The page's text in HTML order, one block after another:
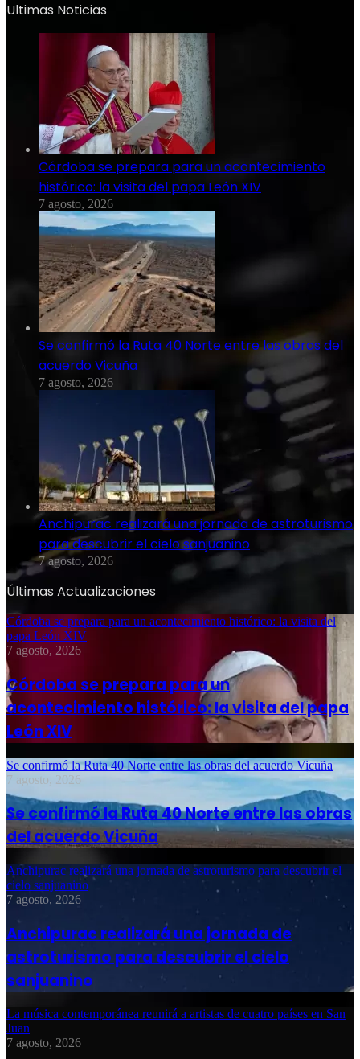
Ultimas Noticias
Córdoba se prepara para un acontecimiento
histórico: la visita del papa León XIV
7 agosto, 2026
Se confirmó la Ruta 40 Norte entre las obras del
acuerdo Vicuña
7 agosto, 2026
Anchipurac realizará una jornada de astroturismo
para descubrir el cielo sanjuanino
7 agosto, 2026
Últimas Actualizaciones
Córdoba se prepara para un acontecimiento histórico: la visita del
papa León XIV
7 agosto, 2026
Córdoba se prepara para un
acontecimiento histórico: la visita del papa
León XIV
Se confirmó la Ruta 40 Norte entre las obras del acuerdo Vicuña
7 agosto, 2026
Se confirmó la Ruta 40 Norte entre las obras
del acuerdo Vicuña
Anchipurac realizará una jornada de astroturismo para descubrir el
cielo sanjuanino
7 agosto, 2026
Anchipurac realizará una jornada de
astroturismo para descubrir el cielo
sanjuanino
La música contemporánea reunirá a artistas de cuatro países en San
Juan
7 agosto, 2026